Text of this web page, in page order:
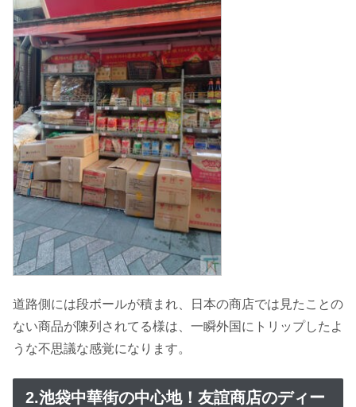
道路側には段ボールが積まれ、日本の商店では見たことの
ない商品が陳列されてる様は、一瞬外国にトリップしたよ
うな不思議な感覚になります。
2.池袋中華街の中心地！友誼商店のディー